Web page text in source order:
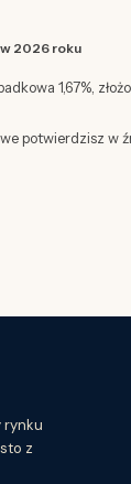
2026 roku
1,67%,
potwierdzisz w
rynku
z